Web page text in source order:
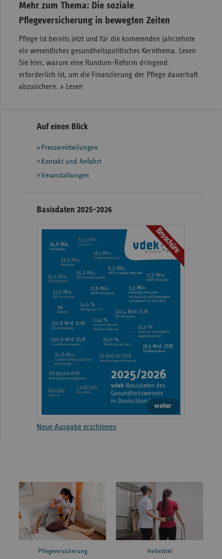
Mehr zum Thema: Die soziale
Pflegeversicherung in bewegten Zeiten
Pflege ist bereits jetzt und für die kommenden Jahrzehnte
ein wesentliches gesundheitspolitisches Kernthema. Lesen
Sie hier, warum eine Rundum-Reform dringend
erforderlich ist, um die Finanzierung der Pflege dauerhaft
abzusichern. » Lesen
Seitennavigation
Seitenleiste
weiteren
Informationen
Auf einen Blick
Pressemitteilungen
Kontakt und Anfahrt
Veranstaltungen
Basisdaten 2025-2026
Broschüre
weiter
Neue Ausgabe erschienen
Pflegeversicherung Heilmittel